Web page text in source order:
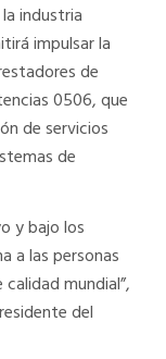
industria
impulsar la
de
0506, que
de servicios
de
y bajo los
a las personas
mundial”,
del